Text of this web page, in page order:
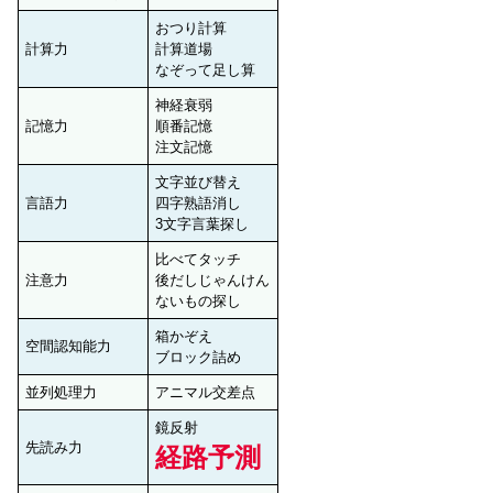
計算力
おつり計算
計算道場
なぞって足し算
記憶力
神経衰弱
順番記憶
注文記憶
言語力
文字並び替え
四字熟語消し
3文字言葉探し
注意力
比べてタッチ
後だしじゃんけん
ないもの探し
空間認知能力
箱かぞえ
ブロック詰め
並列処理力 アニマル交差点
先読み力
鏡反射
経路予測